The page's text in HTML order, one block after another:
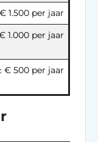
1.500 per jaar
1.000 per jaar
€ 500 per jaar